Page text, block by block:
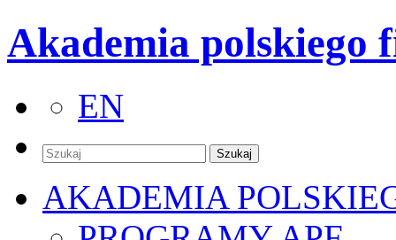
Akademia polskiego
EN
AKADEMIA